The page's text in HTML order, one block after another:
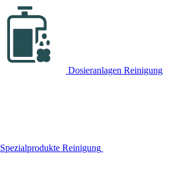
Dosieranlagen Reinigung
Spezialprodukte Reinigung